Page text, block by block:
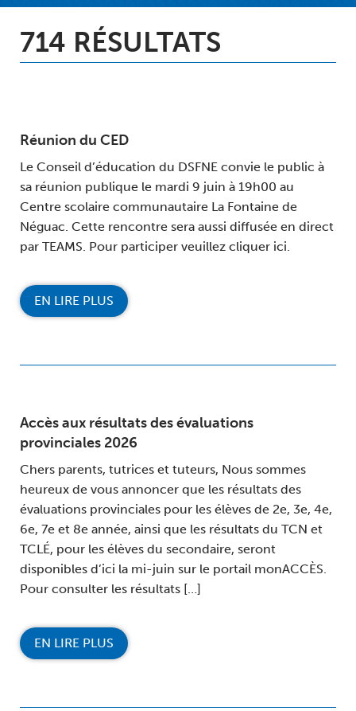
714 RÉSULTATS
Réunion du CED
Le Conseil d’éducation du DSFNE convie le public à
sa réunion publique le mardi 9 juin à 19h00 au
Centre scolaire communautaire La Fontaine de
Néguac. Cette rencontre sera aussi diffusée en direct
par TEAMS. Pour participer veuillez cliquer ici.
EN LIRE PLUS
Accès aux résultats des évaluations
provinciales 2026
Chers parents, tutrices et tuteurs, Nous sommes
heureux de vous annoncer que les résultats des
évaluations provinciales pour les élèves de 2e, 3e, 4e,
6e, 7e et 8e année, ainsi que les résultats du TCN et
TCLÉ, pour les élèves du secondaire, seront
disponibles d’ici la mi-juin sur le portail monACCÈS.
Pour consulter les résultats […]
EN LIRE PLUS